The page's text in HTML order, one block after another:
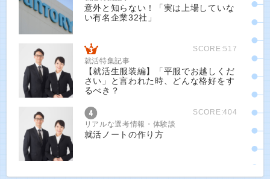
意外と知らない！「実は上場していな
い有名企業32社」
SCORE:517
就活特集記事
【就活生服装編】「平服でお越しくだ
さい」と言われた時、どんな格好をす
るべき？
SCORE:404
リアルな選考情報・体験談
就活ノートの作り方